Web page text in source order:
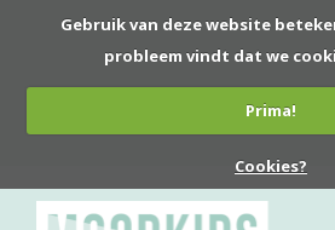
Gebruik van deze website
probleem vindt dat we
Prima!
Cookies?